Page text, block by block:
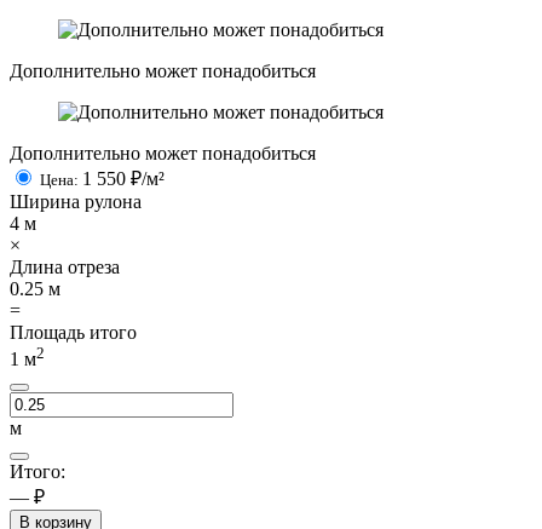
Дополнительно может понадобиться
Дополнительно может понадобиться
Цена: 1 550 ₽/м²
Ширина рулона
4 м
×
Длина отреза
0.25 м
=
Площадь итого
1 м2
м
Итого:
— ₽
В корзину